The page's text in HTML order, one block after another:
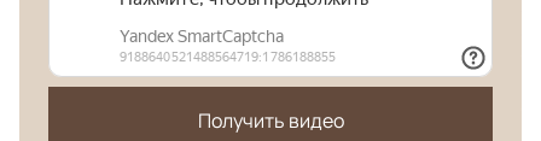
Получить видео